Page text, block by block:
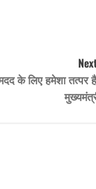
के लिए हमेशा तत्पर